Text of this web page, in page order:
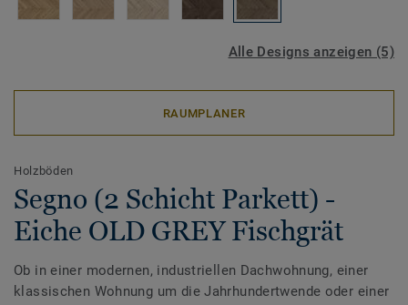
Alle Designs anzeigen (5)
RAUMPLANER
Holzböden
Segno (2 Schicht Parkett) -
Eiche OLD GREY Fischgrät
Ob in einer modernen, industriellen Dachwohnung, einer
klassischen Wohnung um die Jahrhundertwende oder einer